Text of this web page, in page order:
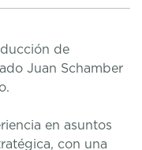
de
Juan Schamber
en asuntos
con una